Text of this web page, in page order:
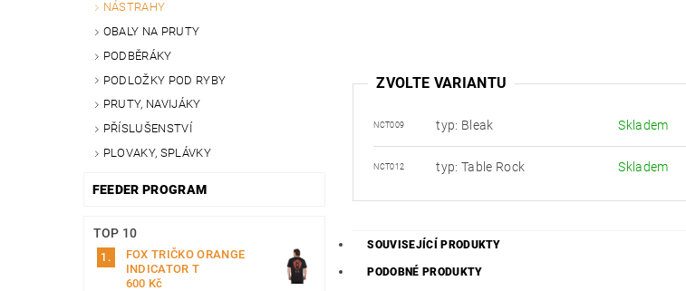
NÁSTRAHY
OBALY NA PRUTY
PODBĚRÁKY
PODLOŽKY POD RYBY
PRUTY, NAVIJÁKY
PŘÍSLUŠENSTVÍ
PLOVAKY, SPLÁVKY
FEEDER PROGRAM
TOP 10
FOX TRIČKO ORANGE
INDICATOR T
600 Kč
ZVOLTE VARIANTU
NCT009 typ: Bleak Skladem
NCT012 typ: Table Rock Skladem
SOUVISEJÍCÍ PRODUKTY
PODOBNÉ PRODUKTY